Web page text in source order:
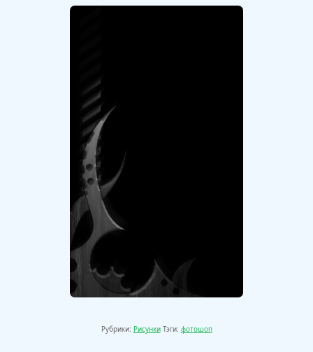
Рубрики: РисункиТэги: фотошоп